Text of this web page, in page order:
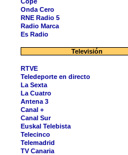
Onda Cero
RNE Radio 5
Radio Marca
Es Radio
Televisión
RTVE
Teledeporte en directo
La Sexta
La Cuatro
Antena 3
Canal +
Canal Sur
Euskal Telebista
Telecinco
Telemadrid
TV Canaria